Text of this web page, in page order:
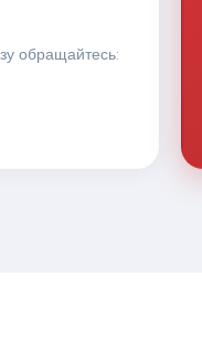
обращайтесь: